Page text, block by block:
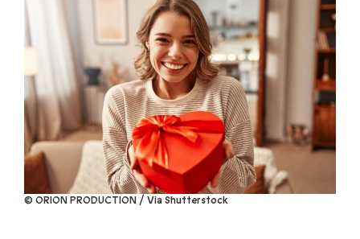
© ORION PRODUCTION / Via Shutterstock